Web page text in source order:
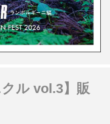
ル vol.3】販